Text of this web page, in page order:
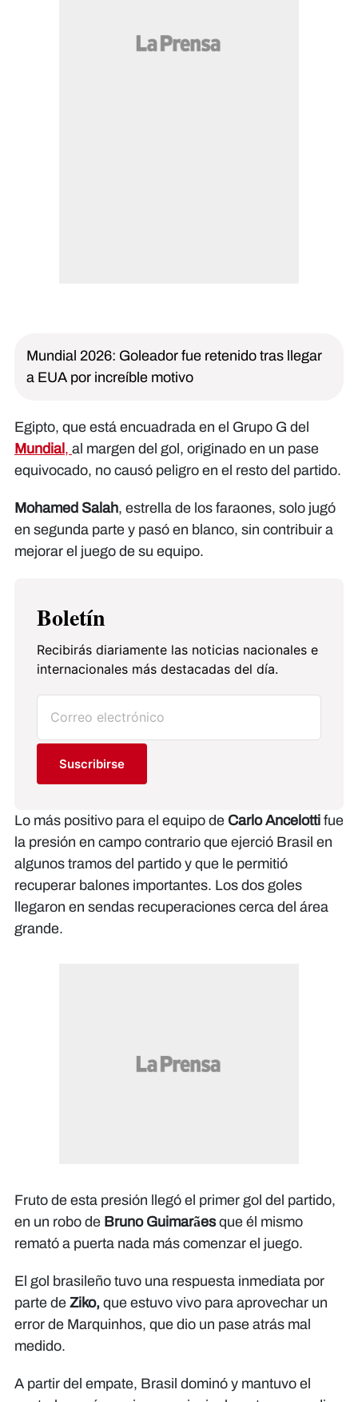
Mundial 2026: Goleador fue retenido tras llegar
a EUA por increíble motivo
Egipto, que está encuadrada en el Grupo G del
Mundial , al margen del gol, originado en un pase
equivocado, no causó peligro en el resto del partido.
Mohamed Salah, estrella de los faraones, solo jugó
en segunda parte y pasó en blanco, sin contribuir a
mejorar el juego de su equipo.
Boletín
Recibirás diariamente las noticias nacionales e
internacionales más destacadas del día.
Suscribirse
Lo más positivo para el equipo de Carlo Ancelotti fue
la presión en campo contrario que ejerció Brasil en
algunos tramos del partido y que le permitió
recuperar balones importantes. Los dos goles
llegaron en sendas recuperaciones cerca del área
grande.
Fruto de esta presión llegó el primer gol del partido,
en un robo de Bruno Guimarãesque él mismo
remató a puerta nada más comenzar el juego.
El gol brasileño tuvo una respuesta inmediata por
parte de Ziko, que estuvo vivo para aprovechar un
error de Marquinhos, que dio un pase atrás mal
medido.
A partir del empate, Brasil dominó y mantuvo el